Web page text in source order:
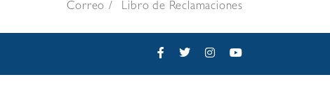
Correo Libro de Reclamaciones